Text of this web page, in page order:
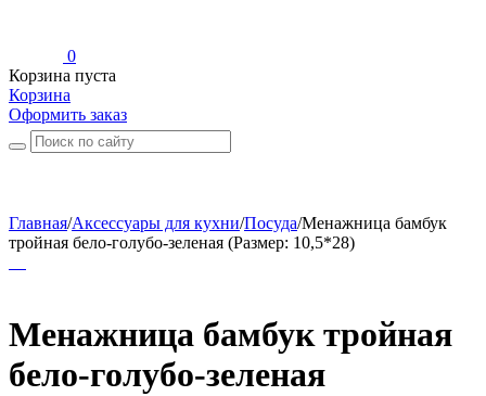
0
Корзина пуста
Корзина
Оформить заказ
Главная/Аксессуары для кухни/Посуда/Менажница бамбук
тройная бело-голубо-зеленая (Размер: 10,5*28)
Менажница бамбук тройная
бело-голубо-зеленая